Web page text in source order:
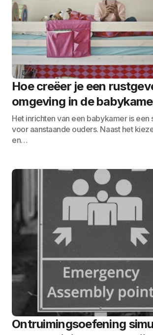
Hoe creëer je een
omgeving in de
Het inrichten van een babykamer is een
voor aanstaande ouders. Naast het
en…
Ontruimingsoefening